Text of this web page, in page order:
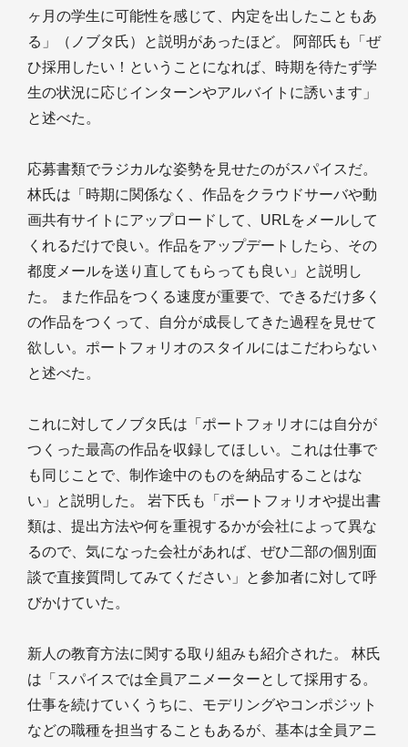
ヶ月の学生に可能性を感じて、内定を出したこともあ
る」（ノブタ氏）と説明があったほど。 阿部氏も「ぜ
ひ採用したい！ということになれば、時期を待たず学
生の状況に応じインターンやアルバイトに誘います」
と述べた。
応募書類でラジカルな姿勢を見せたのがスパイスだ。
林氏は「時期に関係なく、作品をクラウドサーバや動
画共有サイトにアップロードして、URLをメールして
くれるだけで良い。作品をアップデートしたら、その
都度メールを送り直してもらっても良い」と説明し
た。 また作品をつくる速度が重要で、できるだけ多く
の作品をつくって、自分が成長してきた過程を見せて
欲しい。ポートフォリオのスタイルにはこだわらない
と述べた。
これに対してノブタ氏は「ポートフォリオには自分が
つくった最高の作品を収録してほしい。これは仕事で
も同じことで、制作途中のものを納品することはな
い」と説明した。 岩下氏も「ポートフォリオや提出書
類は、提出方法や何を重視するかが会社によって異な
るので、気になった会社があれば、ぜひ二部の個別面
談で直接質問してみてください」と参加者に対して呼
びかけていた。
新人の教育方法に関する取り組みも紹介された。 林氏
は「スパイスでは全員アニメーターとして採用する。
仕事を続けていくうちに、モデリングやコンポジット
などの職種を担当することもあるが、基本は全員アニ